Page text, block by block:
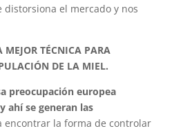
distorsiona el mercado y nos
TÉCNICA PARA
DE LA MIEL.
preocupación europea
ahí se generan las
la forma de controlar